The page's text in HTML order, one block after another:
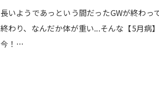
長いようであっという間だったGWが終わ
終わり、なんだか体が重い...そんな【5月病
今！…